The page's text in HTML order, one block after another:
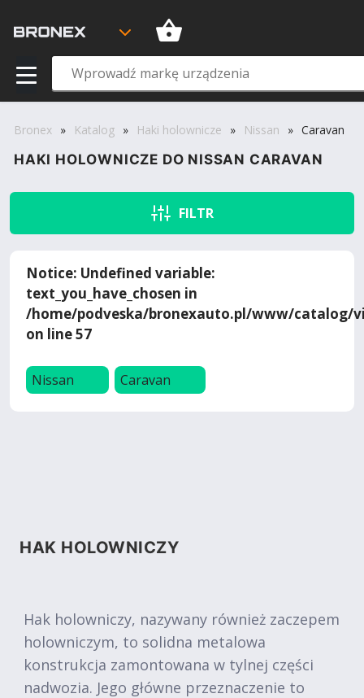
Bronex » Katalog » Haki holownicze » Nissan » Caravan
HAKI HOLOWNICZE DO NISSAN CARAVAN
FILTR
Notice: Undefined variable:
text_you_have_chosen in
/home/podveska/bronexauto.pl/www/catalog/
on line57
Nissan Caravan
HAK HOLOWNICZY
Hak holowniczy, nazywany również zaczepem
holowniczym, to solidna metalowa
konstrukcja zamontowana w tylnej części
nadwozia. Jego główne przeznaczenie to